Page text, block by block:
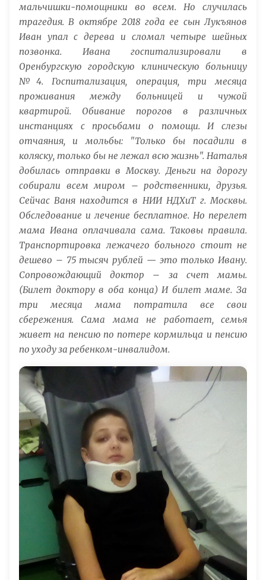
мальчишки-помощники во всем. Но случилась
трагедия. В октябре 2018 года ее сын Лукъянов
Иван упал с дерева и сломал четыре шейных
позвонка. Ивана госпитализировали в
Оренбургскую городскую клиническую больницу
№4. Госпитализация, операция, три месяца
проживания между больницей и чужой
квартирой. Обивание порогов в различных
инстанциях с просьбами о помощи. И слезы
отчаяния, и мольбы: "Только бы посадили в
коляску, только бы не лежал всю жизнь". Наталья
добилась отправки в Москву. Деньги на дорогу
собирали всем миром – родственники, друзья.
Сейчас Ваня находится в НИИ НДХиТ г. Москвы.
Обследование и лечение бесплатное. Но перелет
мама Ивана оплачивала сама. Таковы правила.
Транспортировка лежачего больного стоит не
дешево – 75 тысяч рублей — это только Ивану.
Сопровождающий доктор – за счет мамы.
(Билет доктору в оба конца) И билет маме. За
три месяца мама потратила все свои
сбережения. Сама мама не работает, семья
живет на пенсию по потере кормильца и пенсию
по уходу за ребенком-инвалидом.